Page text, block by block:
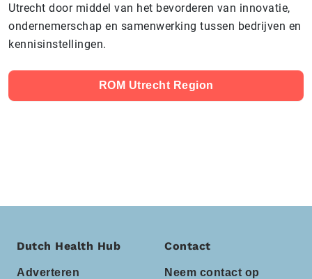
Utrecht door middel van het bevorderen van innovatie,
ondernemerschap en samenwerking tussen bedrijven en
kennisinstellingen.
ROM Utrecht Region
Dutch Health Hub
Adverteren
Contact
Neem contact op